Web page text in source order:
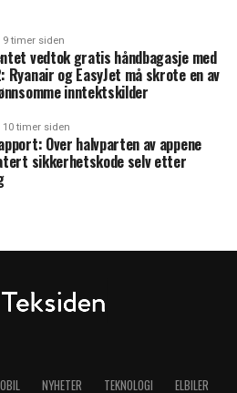
9 timer siden
vedtok gratis håndbagasje med
Ryanair og EasyJet må skrote en av
inntektskilder
10 timer siden
Over halvparten av appene
sikkerhetskode selv etter
NYHETER TEKNOLOGI ELBILER